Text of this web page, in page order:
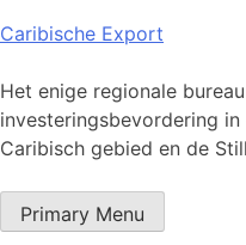
Skip
content
Caribische Export
Het enige regionale
investeringsbevordering
Caribisch gebied en de
Primary Menu